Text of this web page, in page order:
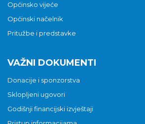
Općinsko vijeće
Općinski načelnik
Pritužbe i predstavke
VAŽNI DOKUMENTI
Donacije i sponzorstva
Sklopljeni ugovori
Godišnji financijski izvještaji